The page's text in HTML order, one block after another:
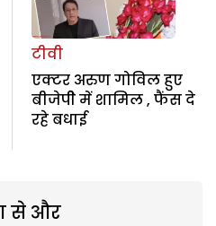
टीवी
एक्टर अरुण गोविल हुए
बीजेपीे में शामिल , फैंस दे
रहे बधाई
से और